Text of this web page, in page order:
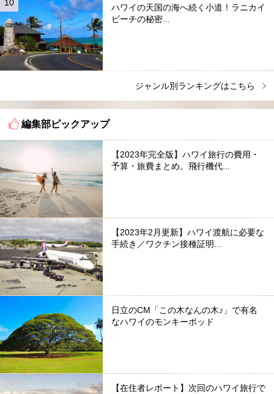
ハワイの天国の海へ続く小道！ラニカイ
ビーチの秘密...
ジャンル別ランキングはこちら
編集部ピックアップ
【2023年完全版】ハワイ旅行の費用・
予算・旅費まとめ。飛行機代...
【2023年2月更新】ハワイ渡航に必要な
手続き／ワクチン接種証明...
日立のCM「この木なんの木♪」で有名
なハワイのモンキーポッド
【在住者レポート】次回のハワイ旅行で